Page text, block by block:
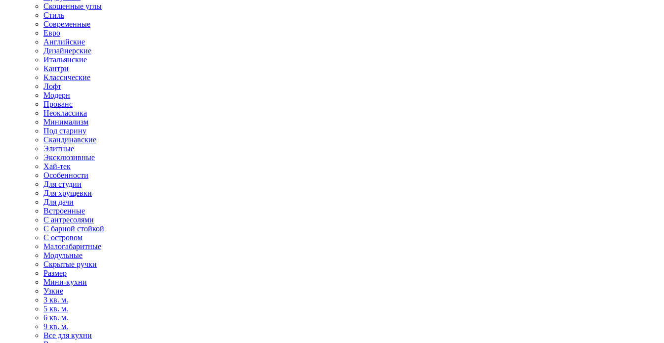
Скошенные углы
Стиль
Современные
Евро
Английские
Дизайнерские
Итальянские
Кантри
Классические
Лофт
Модерн
Прованс
Неоклассика
Минимализм
Под старину
Скандинавские
Элитные
Эксклюзивные
Хай-тек
Особенности
Для студии
Для хрущевки
Для дачи
Встроенные
С антресолями
С барной стойкой
С островом
Малогабаритные
Модульные
Скрытые ручки
Размер
Мини-кухни
Узкие
3 кв. м.
5 кв. м.
6 кв. м.
9 кв. м.
Все для кухни